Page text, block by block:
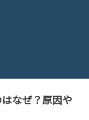
なぜ？原因や